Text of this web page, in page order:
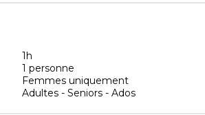
1h
1 personne
Femmes uniquement
Adultes - Seniors - Ados